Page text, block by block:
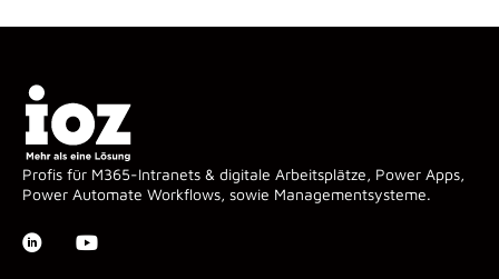
Profis für M365-Intranets & digitale Arbeitsplätze, Power Apps,
Power Automate Workflows, sowie Managementsysteme.